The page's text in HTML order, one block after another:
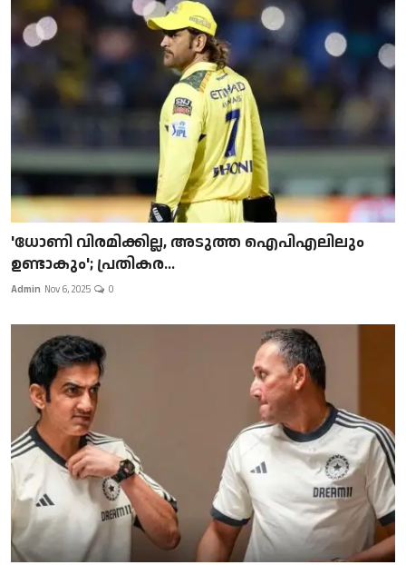
'ധോണി വിരമിക്കില്ല, അടുത്ത ഐപിഎലിലും
ഉണ്ടാകും'; പ്രതികര...
Admin Nov 6, 2025 0